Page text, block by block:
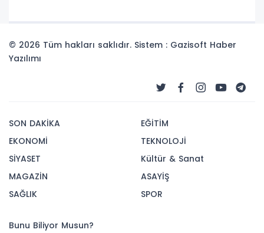
© 2026 Tüm hakları saklıdır. Sistem : Gazisoft Haber
Yazılımı
SON DAKİKA
EKONOMİ
SİYASET
MAGAZİN
SAĞLIK
EĞİTİM
TEKNOLOJİ
Kültür & Sanat
ASAYİŞ
SPOR
Bunu Biliyor Musun?